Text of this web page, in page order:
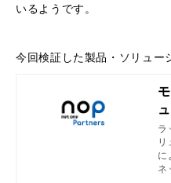
いるようです。
今回検証した製品・ソリュー
ラ
に
の
ネ